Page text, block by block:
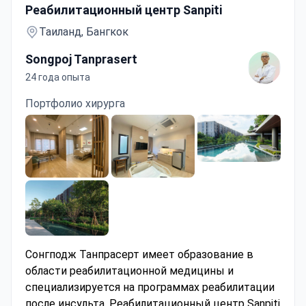
Реабилитационный центр Sanpiti
Таиланд, Бангкок
Songpoj Tanprasert
24 года опыта
Портфолио хирурга
Сонгподж Танпрасерт имеет образование в
области реабилитационной медицины и
специализируется на программах реабилитации